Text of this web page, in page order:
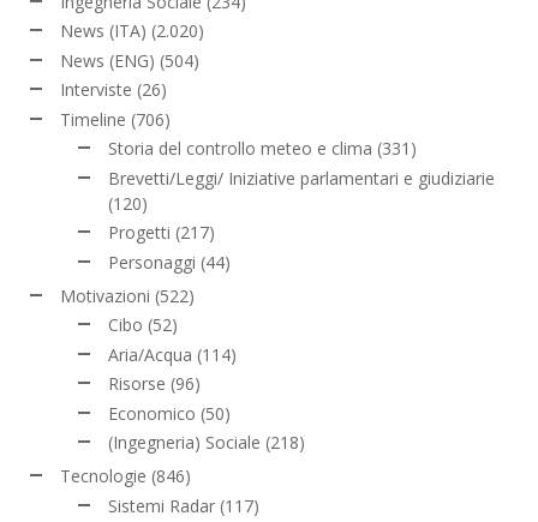
News (ITA) (2.020)
News (ENG) (504)
Interviste (26)
Timeline (706)
Storia del controllo meteo e clima (331)
Brevetti/Leggi/ Iniziative parlamentari e giudiziarie
(120)
Progetti (217)
Personaggi (44)
Motivazioni (522)
Cibo (52)
Aria/Acqua (114)
Risorse (96)
Economico (50)
(Ingegneria) Sociale (218)
Tecnologie (846)
Sistemi Radar (117)